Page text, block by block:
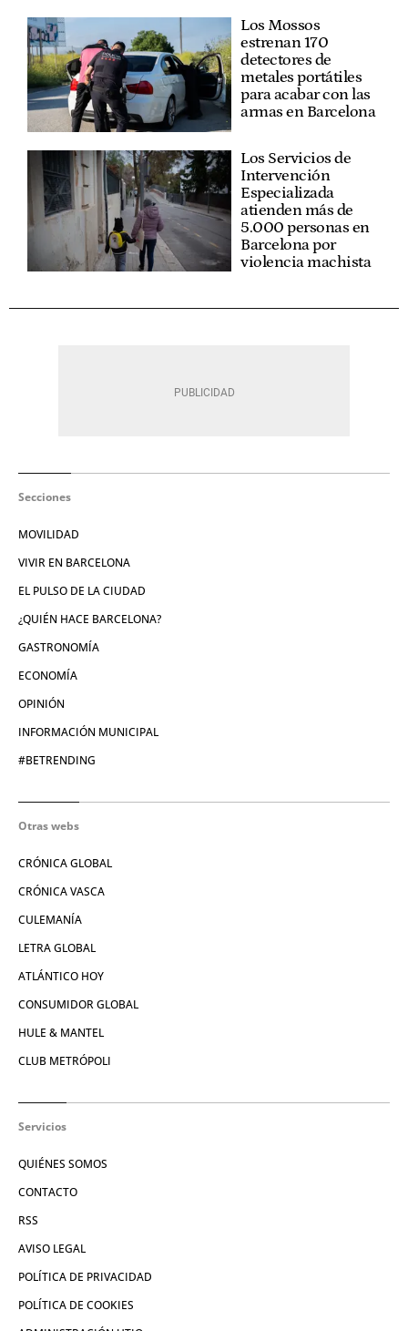
Los Mossos
estrenan 170
detectores de
metales portátiles
para acabar con las
armas en Barcelona
Los Servicios de
Intervención
Especializada
atienden más de
5.000 personas en
Barcelona por
violencia machista
Secciones
MOVILIDAD
VIVIR EN BARCELONA
EL PULSO DE LA CIUDAD
¿QUIÉN HACE BARCELONA?
GASTRONOMÍA
ECONOMÍA
OPINIÓN
INFORMACIÓN MUNICIPAL
#BETRENDING
Otras webs
CRÓNICA GLOBAL
CRÓNICA VASCA
CULEMANÍA
LETRA GLOBAL
ATLÁNTICO HOY
CONSUMIDOR GLOBAL
HULE & MANTEL
CLUB METRÓPOLI
Servicios
QUIÉNES SOMOS
CONTACTO
RSS
AVISO LEGAL
POLÍTICA DE PRIVACIDAD
POLÍTICA DE COOKIES